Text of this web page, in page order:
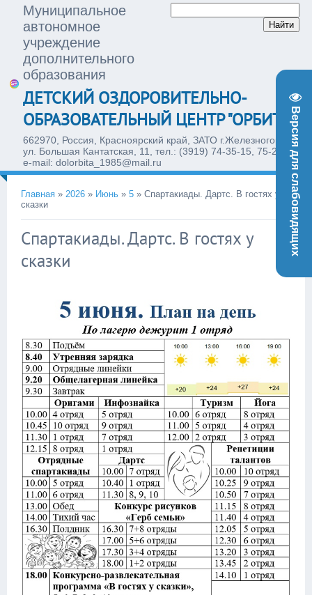
Версия для слабовидящих
Муниципальное
автономное
учреждение
дополнительного
образования
ДЕТСКИЙ ОЗДОРОВИТЕЛЬНО-
ОБРАЗОВАТЕЛЬНЫЙ ЦЕНТР "ОРБИТА"
662970, Россия, Красноярский край, ЗАТО г.Железногорск,
ул. Большая Кантатская, 11, тел.: (3919) 74-35-15, 75-28-77,
e-mail: dolorbita_1985@mail.ru
Главная » 2026 » Июнь » 5 » Спартакиады. Дартс. В гостях у
сказки
Спартакиады. Дартс. В гостях у
сказки